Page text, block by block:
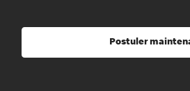
Postuler